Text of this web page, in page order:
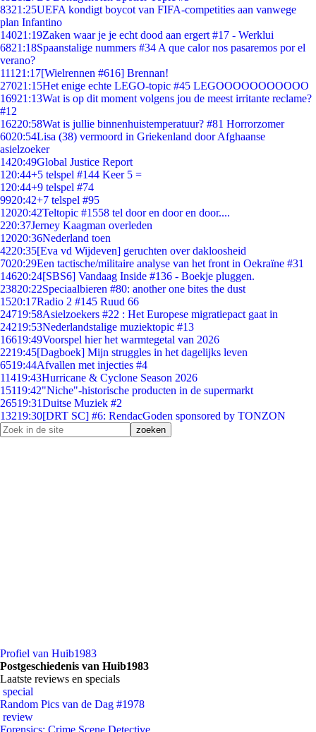
8321:25UEFA kondigt boycot van FIFA-competities aan vanwege
plan Infantino
14021:19Zaken waar je je echt dood aan ergert #17 - Werklui
6821:18Spaanstalige nummers #34 A que calor nos pasaremos por el
verano?
111 21:17[Wielrennen #616] Brennan!
27021:15Het enige echte LEGO-topic #45 LEGOOOOOOOOOOO
16921:13Wat is op dit moment volgens jou de meest irritante reclame?
#12
16220:58Wat is jullie binnenhuistemperatuur? #81 Horrorzomer
6020:54Lisa (38) vermoord in Griekenland door Afghaanse
asielzoeker
1420:49Global Justice Report
1 20:44+5 telspel #144 Keer 5 =
1 20:44+9 telspel #74
9920:42+7 telspel #95
12020:42Teltopic #1558 tel door en door en door....
220:37Jerney Kaagman overleden
12020:36Nederland toen
4220:35[Eva vd Wijdeven] geruchten over dakloosheid
7020:29Een tactische/militaire analyse van het front in Oekraïne #31
14620:24[SBS6] Vandaag Inside #136 - Boekje pluggen.
23820:22Speciaalbieren #80: another one bites the dust
1520:17Radio 2 #145 Ruud 66
24719:58Asielzoekers #22 : Het Europese migratiepact gaat in
24219:53Nederlandstalige muziektopic #13
16619:49Voorspel hier het warmtegetal van 2026
2219:45[Dagboek] Mijn struggles in het dagelijks leven
6519:44Afvallen met injecties #4
11419:43Hurricane & Cyclone Season 2026
15119:42"Niche"-historische producten in de supermarkt
26519:31Duitse Muziek #2
13219:30[DRT SC] #6: RendacGoden sponsored by TONZON
Profiel van Huib1983
Postgeschiedenis van Huib1983
Laatste reviews en specials
special
Random Pics van de Dag #1978
review
Forensics: Crime Scene Detective